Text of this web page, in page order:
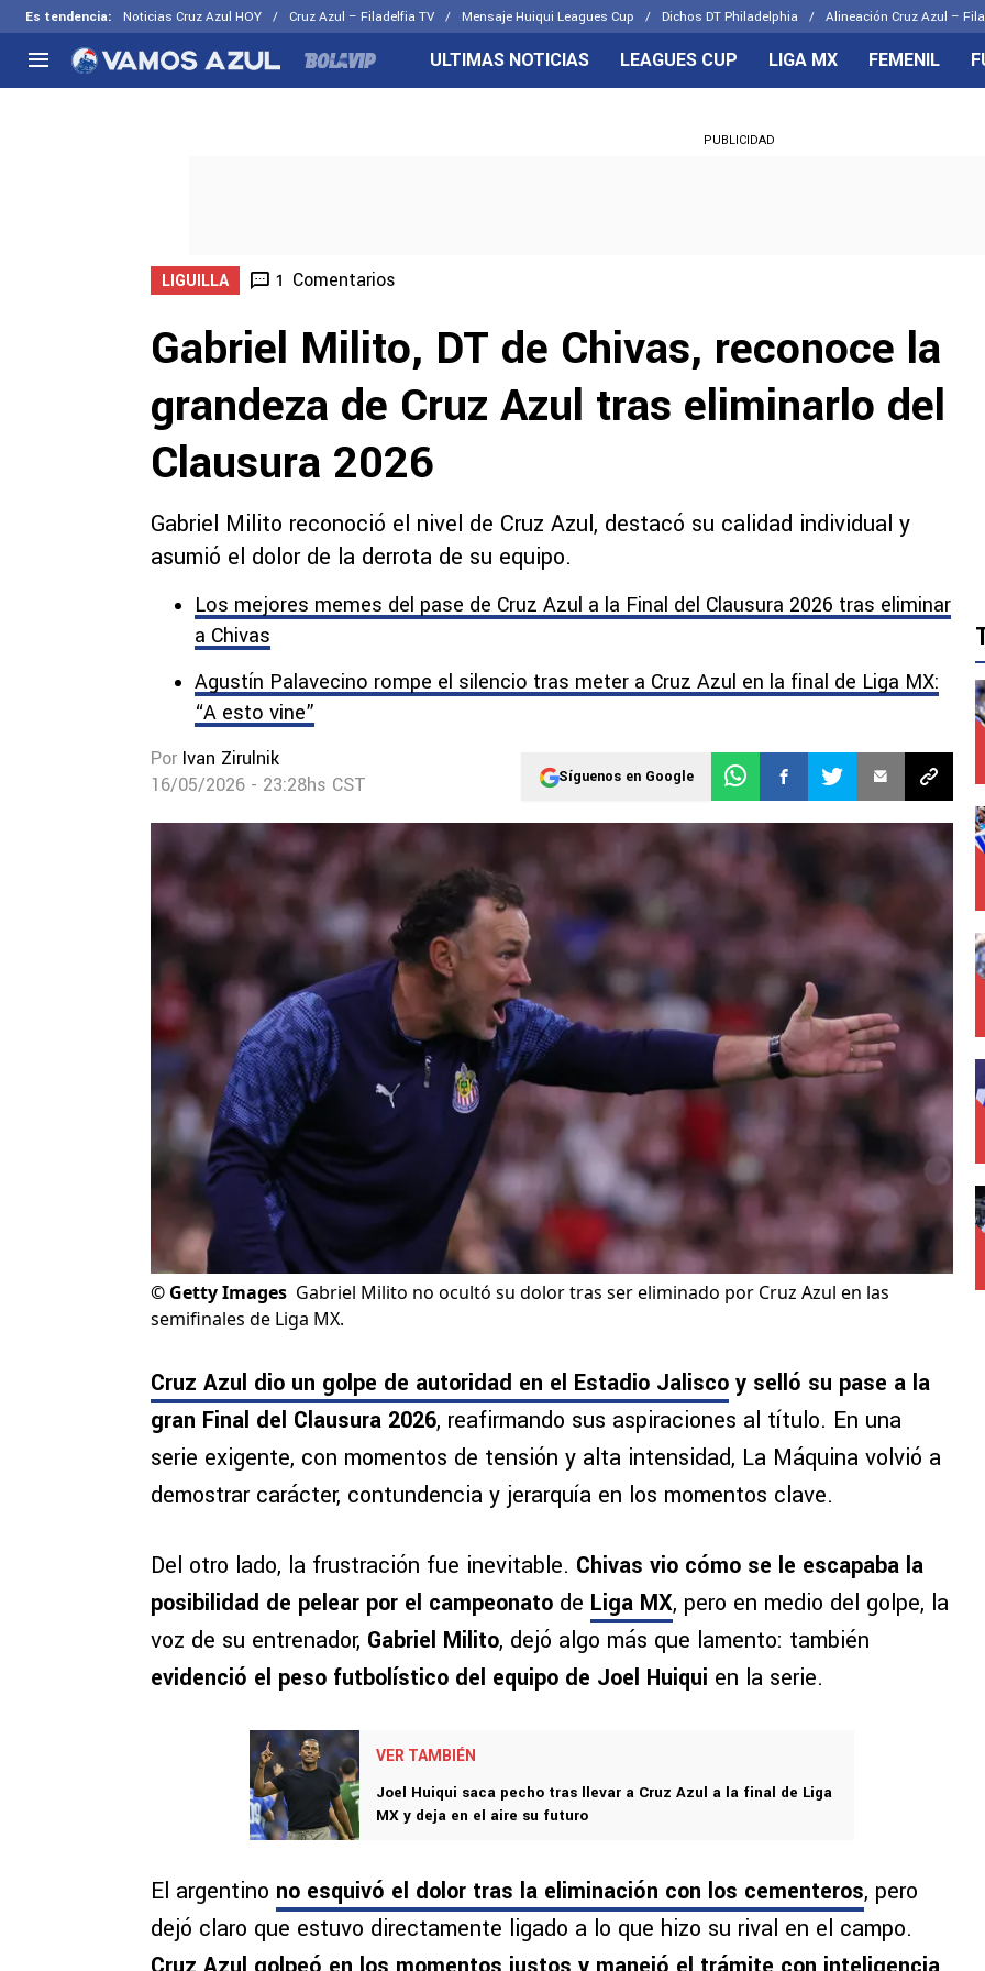
Es tendencia: Noticias Cruz Azul HOY Cruz Azul – Filadelfia TV Mensaje Huiqui Leagues Cup Dichos DT Philadelphia Alineación Cruz Azul –
Selección Mexicana
CELESTES
ULTIMAS NOTICIAS LEAGUES CUP LIGA MX FEMENIL
PUBLICIDAD
LIGUILLA 1 Comentarios
Gabriel Milito, DT de Chivas, reconoce la
grandeza de Cruz Azul tras eliminarlo del
Clausura 2026
Gabriel Milito reconoció el nivel de Cruz Azul, destacó su calidad individual y
asumió el dolor de la derrota de su equipo.
Los mejores memes del pase de Cruz Azul a la Final del Clausura 2026 tras eliminar
a Chivas
Agustín Palavecino rompe el silencio tras meter a Cruz Azul en la final de Liga MX:
“A esto vine”
Por Ivan Zirulnik
16/05/2026 - 23:28hs CST
Síguenos en Google
© Getty Images Gabriel Milito no ocultó su dolor tras ser eliminado por Cruz Azul en las
semifinales de Liga MX.
Cruz Azul dio un golpe de autoridad en el Estadio Jalisco y selló su pase a la
gran Final del Clausura 2026, reafirmando sus aspiraciones al título. En una
serie exigente, con momentos de tensión y alta intensidad, La Máquina volvió a
demostrar carácter, contundencia y jerarquía en los momentos clave.
Del otro lado, la frustración fue inevitable. Chivas vio cómo se le escapaba la
posibilidad de pelear por el campeonato de Liga MX, pero en medio del golpe, la
voz de su entrenador, Gabriel Milito, dejó algo más que lamento: también
evidenció el peso futbolístico del equipo de Joel Huiqui en la serie.
VER TAMBIÉN
Joel Huiqui saca pecho tras llevar a Cruz Azul a la final de Liga
MX y deja en el aire su futuro
El argentino no esquivó el dolor tras la eliminación con los cementeros, pero
dejó claro que estuvo directamente ligado a lo que hizo su rival en el campo.